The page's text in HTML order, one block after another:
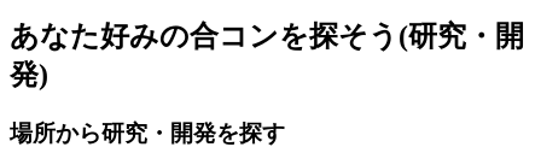
あなた好みの合コンを探そう(研究・開
発)
場所から研究・開発を探す